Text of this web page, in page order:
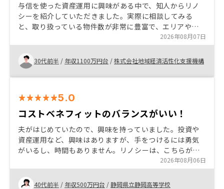
与信を使った資産運用に興味がある中で、知人からリノ
シーを紹介していただきました。実際に相談してみる
と、取り扱っている物件数が非常に豊富で、エリアや価
格帯などさまざまな選択肢の中から比較・検討できた点
が特に良かったです。また、営業担当の方にも丁寧かつ
迅速にフォローしていただき、不明点や不安な部分もそ
の都度解消できたため、安心して進めることができまし
た。
2026年08月07日
30代前半 / 年収1100万円台 /株式会社地域経済活性化支援機構
5.0
コストベネフィットのバランスがいい！
夫がはじめていたので、興味を持っていました。投資や
資産運用など、興味はありますが、手をつけるには勇気
がいるし、時間もありません。リノシーは、こちらがコ
スト感を抱く部分を全て代行してくださっている印象
で、サクッと投資、サクッと資産形成ができた！と思い
ます。
2026年08月06日
40代前半 / 年収500万円台 /静岡県立静岡高等学校